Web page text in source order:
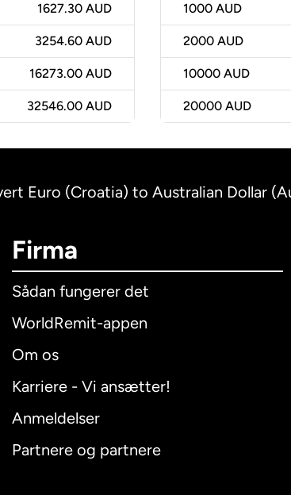
1627.30 AUD
3254.60 AUD
16273.00 AUD
32546.00 AUD
1000 AUD
2000 AUD
10000 AUD
20000 AUD
Euro (Croatia) to Australian Dollar
Firma
Sådan fungerer det
WorldRemit-appen
Om os
Karriere - Vi ansætter!
Anmeldelser
Partnere og partnere